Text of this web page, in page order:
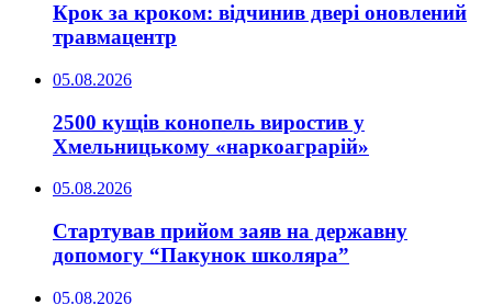
Крок за кроком: відчинив двері оновлений
травмацентр
05.08.2026
2500 кущів конопель виростив у
Хмельницькому «наркоаграрій»
05.08.2026
Стартував прийом заяв на державну
допомогу “Пакунок школяра”
05.08.2026